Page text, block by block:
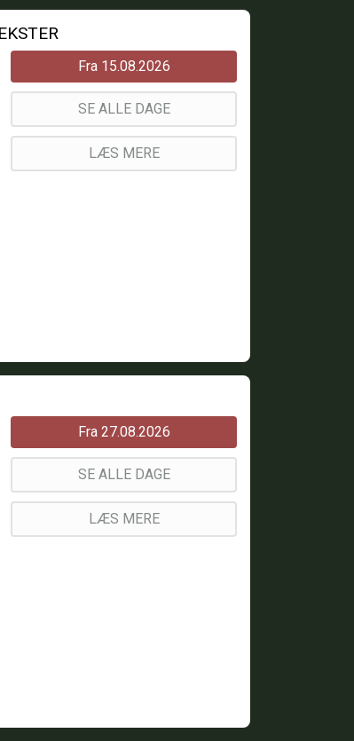
Fra 15.08.2026
SE ALLE DAGE
LÆS MERE
Fra 27.08.2026
SE ALLE DAGE
LÆS MERE